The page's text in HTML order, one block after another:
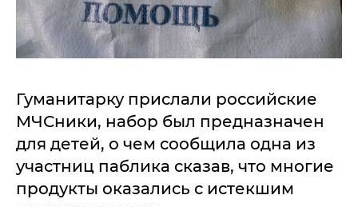
Гуманитарку прислали российские
МЧСники, набор был предназначен
для детей, о чем сообщила одна из
участниц паблика сказав, что многие
продукты оказались с истекшим